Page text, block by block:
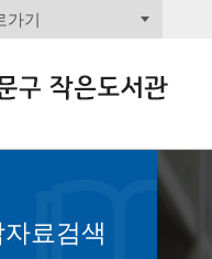
가기
료검색